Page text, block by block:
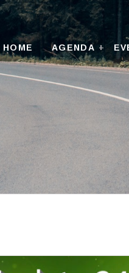
HOME AGENDA